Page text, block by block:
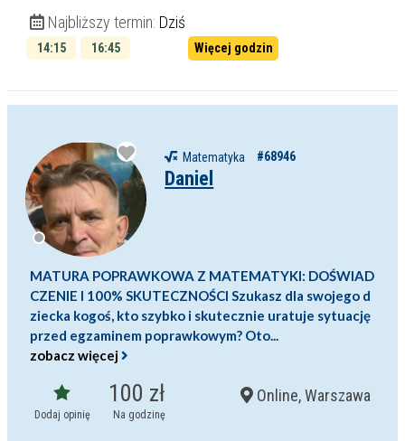
Najbliższy termin: Dziś
14:15
16:45
Więcej godzin
Matematyka #68946
Daniel
MATURA POPRAWKOWA Z MATEMATYKI: DOŚWIAD
CZENIE I 100% SKUTECZNOŚCI Szukasz dla swojego d
ziecka kogoś, kto szybko i skutecznie uratuje sytuację
przed egzaminem poprawkowym? Oto...
zobacz więcej
Dodaj opinię
100 zł
Na godzinę
Online, Warszawa